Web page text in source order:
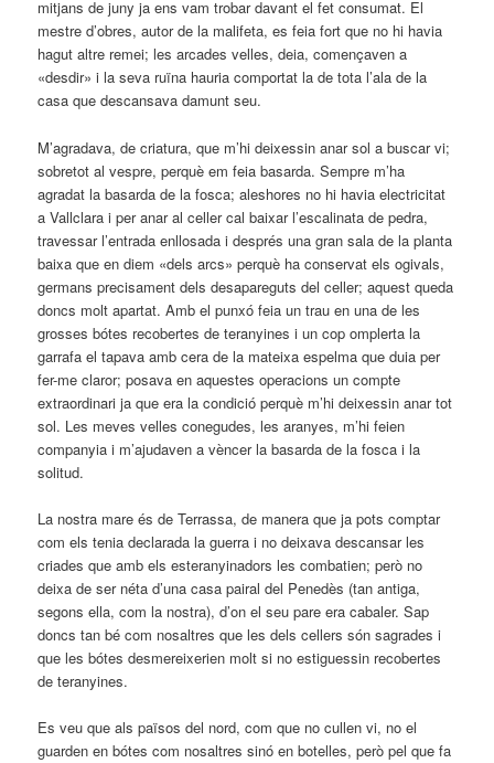
mitjans de juny ja ens vam trobar davant el fet consumat. El
mestre d’obres, autor de la malifeta, es feia fort que no hi havia
hagut altre remei; les arcades velles, deia, començaven a
«desdir» i la seva ruïna hauria comportat la de tota l’ala de la
casa que descansava damunt seu.
M’agradava, de criatura, que m’hi deixessin anar sol a buscar vi;
sobretot al vespre, perquè em feia basarda. Sempre m’ha
agradat la basarda de la fosca; aleshores no hi havia electricitat
a Vallclara i per anar al celler cal baixar l’escalinata de pedra,
travessar l’entrada enllosada i després una gran sala de la planta
baixa que en diem «dels arcs» perquè ha conservat els ogivals,
germans precisament dels desapareguts del celler; aquest queda
doncs molt apartat. Amb el punxó feia un trau en una de les
grosses bótes recobertes de teranyines i un cop omplerta la
garrafa el tapava amb cera de la mateixa espelma que duia per
fer-me claror; posava en aquestes operacions un compte
extraordinari ja que era la condició perquè m’hi deixessin anar tot
sol. Les meves velles conegudes, les aranyes, m’hi feien
companyia i m’ajudaven a vèncer la basarda de la fosca i la
solitud.
La nostra mare és de Terrassa, de manera que ja pots comptar
com els tenia declarada la guerra i no deixava descansar les
criades que amb els esteranyinadors les combatien; però no
deixa de ser néta d’una casa pairal del Penedès (tan antiga,
segons ella, com la nostra), d’on el seu pare era cabaler. Sap
doncs tan bé com nosaltres que les dels cellers són sagrades i
que les bótes desmereixerien molt si no estiguessin recobertes
de teranyines.
Es veu que als països del nord, com que no cullen vi, no el
guarden en bótes com nosaltres sinó en botelles, però pel que fa